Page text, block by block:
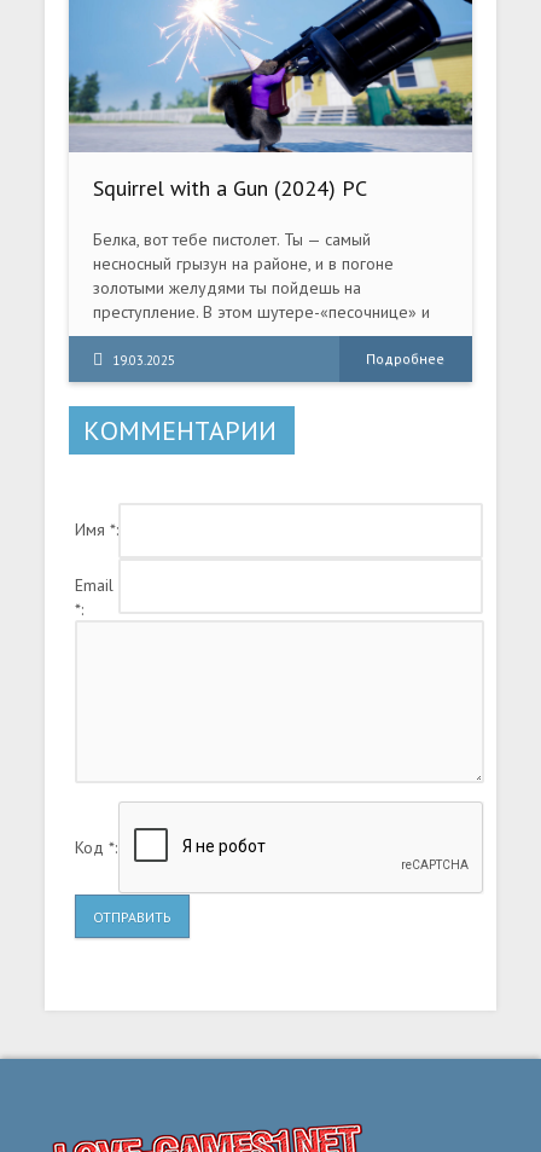
Squirrel with a Gun (2024) PC
Белка, вот тебе пистолет. Ты — самый
несносный грызун на районе, и в погоне
золотыми желудями ты пойдешь на
преступление. В этом шутере-«песочнице» и
платформере с головоломками тебе
предстоит сражаться зубами,
19.03.2025 Подробнее
КОММЕНТАРИИ
Имя *:
Email
*:
Код *:
ОТПРАВИТЬ